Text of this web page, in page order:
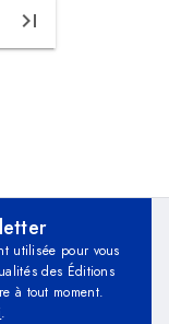
last_page
utilisée pour vous
des Éditions
à tout moment.
.